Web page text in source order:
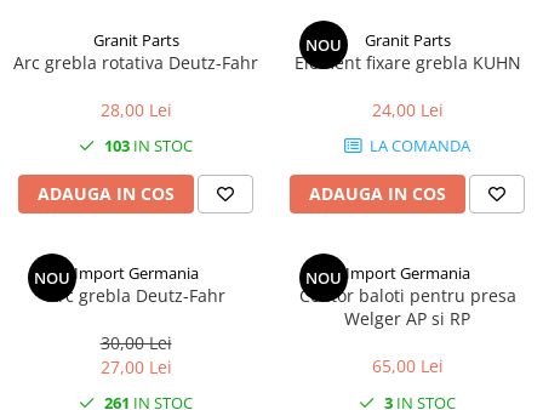
2.1.6. Tocator resturi vegetale
2.1.7. Tocator forestier si concasor
de piatra
2.2. Administrare Dejectii &
2.2.1. Administrare Dejectii
2.2.2. Administrare gunoi grajd
2.3. Erbicidare & Irigare
Granit Parts
Arc grebla rotativa Deutz-Fahr
28,00 Lei
103 IN STOC
ADAUGA IN COS
NOU Granit Parts
Element fixare grebla KUHN
24,00 Lei
LA COMANDA
ADAUGA IN COS
NOUImport Germania
Arc grebla Deutz-Fahr
30,00 Lei
27,00 Lei
261 IN STOC
NOUImport Germania
Contor baloti pentru presa
Welger AP si RP
65,00 Lei
3 IN STOC